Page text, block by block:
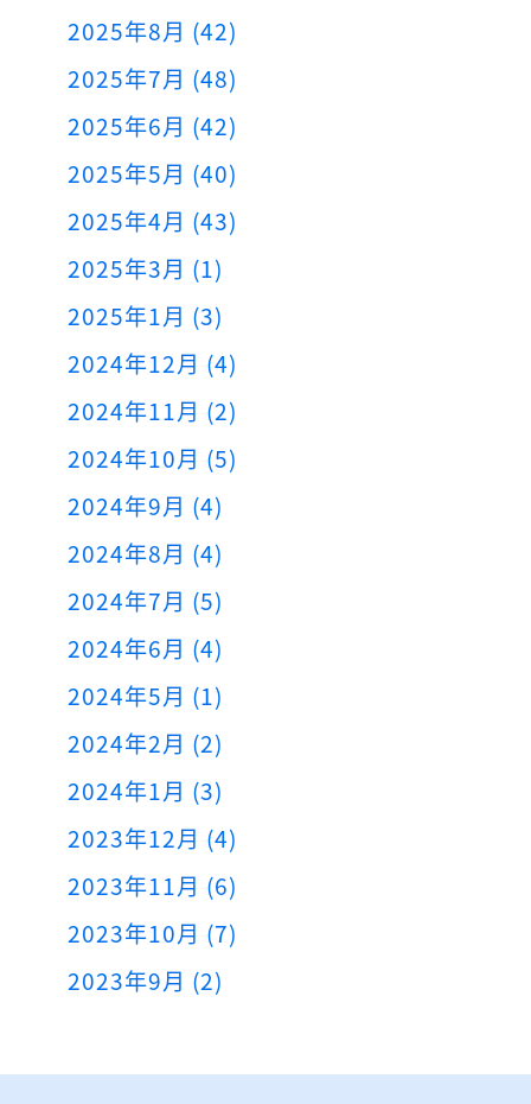
2025年8月 (42)
2025年7月 (48)
2025年6月 (42)
2025年5月 (40)
2025年4月 (43)
2025年3月 (1)
2025年1月 (3)
2024年12月 (4)
2024年11月 (2)
2024年10月 (5)
2024年9月 (4)
2024年8月 (4)
2024年7月 (5)
2024年6月 (4)
2024年5月 (1)
2024年2月 (2)
2024年1月 (3)
2023年12月 (4)
2023年11月 (6)
2023年10月 (7)
2023年9月 (2)